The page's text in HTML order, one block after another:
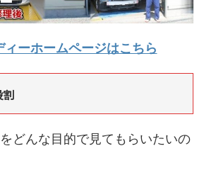
ィーホームページはこちら
割
どんな目的で見てもらいたいの